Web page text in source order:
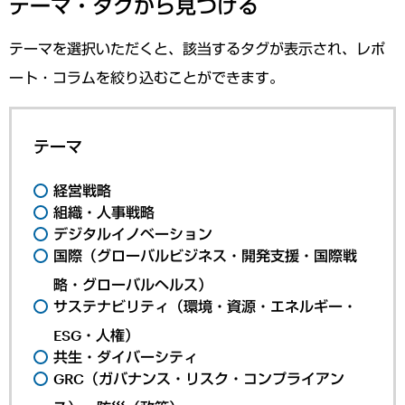
テーマ・タグから見つける
テーマを選択いただくと、該当するタグが表示され、レポ
ート・コラムを絞り込むことができます。
テーマ
経営戦略
組織・人事戦略
デジタルイノベーション
国際（グローバルビジネス・開発支援・国際戦
略・グローバルヘルス）
サステナビリティ（環境・資源・エネルギー・
ESG・人権）
共生・ダイバーシティ
GRC（ガバナンス・リスク・コンプライアン